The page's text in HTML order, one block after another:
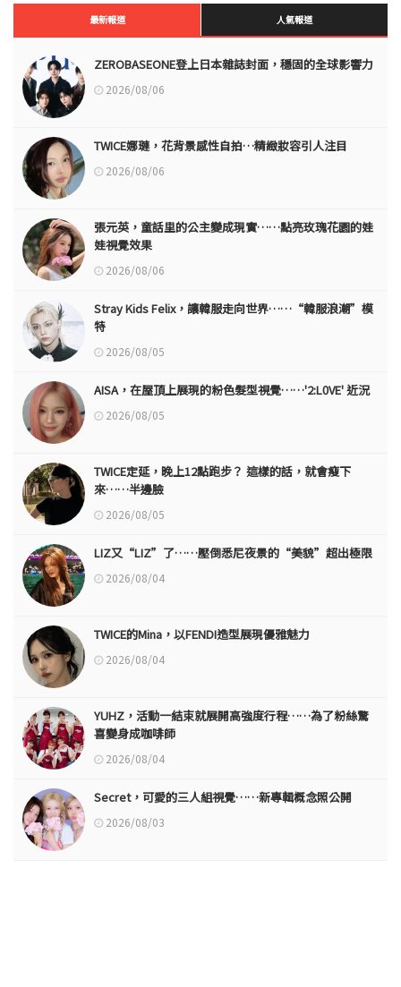
最新報道 人氣報道
ZEROBASEONE登上日本雜誌封面，穩固的全球影響力
2026/08/06
TWICE娜璉，花背景感性自拍…精緻妝容引人注目
2026/08/06
張元英，童話里的公主變成現實……點亮玫瑰花園的娃
娃視覺效果
2026/08/06
Stray Kids Felix，讓韓服走向世界……“韓服浪潮”模
特
2026/08/05
AISA，在屋頂上展現的粉色髮型視覺……'2:L0VE' 近況
2026/08/05
TWICE定延，晚上12點跑步？ 這樣的話，就會瘦下
來……半邊臉
2026/08/05
LIZ又“LIZ”了……壓倒悉尼夜景的“美貌”超出極限
2026/08/04
TWICE的Mina，以FENDI造型展現優雅魅力
2026/08/04
YUHZ，活動一結束就展開高強度行程……為了粉絲驚
喜變身成咖啡師
2026/08/04
Secret，可愛的三人組視覺……新專輯概念照公開
2026/08/03